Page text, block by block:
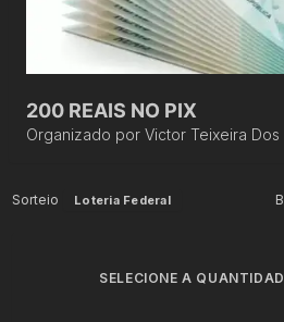
200 REAIS NO PIX
Organizado por Victor Teixeira Dos
Sorteio Loteria Federal
SELECIONE A